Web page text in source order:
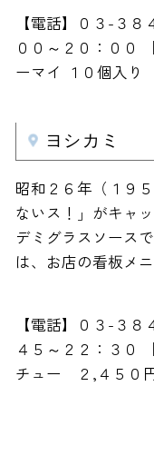
【電話】０３-３
００～２０：００
ーマイ １０個入
ヨシカミ
昭和２６年（１９
ないス！」がキャ
デミグラスソース
は、お店の看板メニ
【電話】０３-３
４５～２２：３０
チュー ２,４５０